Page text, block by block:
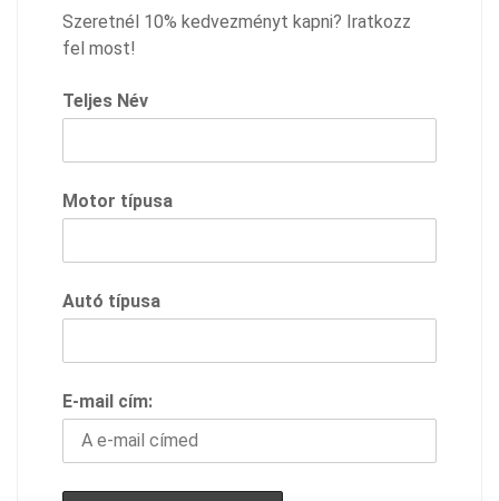
Szeretnél 10% kedvezményt kapni? Iratkozz
fel most!
Teljes Név
Motor típusa
Autó típusa
E-mail cím: